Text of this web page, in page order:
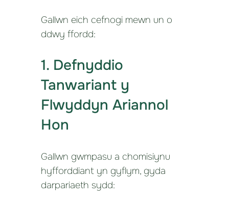
Gallwn eich cefnogi mewn un o
ddwy ffordd:
1. Defnyddio
Tanwariant y
Flwyddyn Ariannol
Hon
Gallwn gwmpasu a chomisiynu
hyfforddiant yn gyflym, gyda
darpariaeth sydd: